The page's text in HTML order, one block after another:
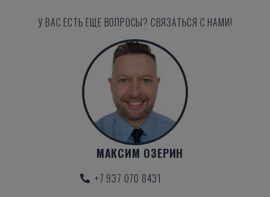
У ВАС ЕСТЬ ЕЩЕ ВОПРОСЫ? СВЯЗАТЬСЯ С НАМИ!
МАКСИМ ОЗЕРИН
+7 937 070 8431